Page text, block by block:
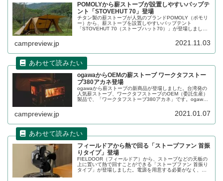
POMOLYから薪ストーブが設置しやすいパップテ
ント「STOVEHUT 70」登場
チタン製の薪ストーブが人気のブランドPOMOLY（ポモリ
ー）から、薪ストーブを設置しやすいパップテント
「STOVEHUT 70（ストーブハット70）」が登場しまし
campreview.jp 2021.11.03
ogawaからOEMの薪ストーブ ワークタフストー
ブ380アカネ登場
ogawaから薪ストーブの新商品が登場しました。台湾発の
人気薪ストーブ、ワークタフストーブのOEM（委託生産）
製品で、「ワークタフストーブ380アカネ」です。ogawa
campreview.jp 2021.01.07
フィールドアから熱で回る「ストーブファン 首振
りタイプ」登場
FIELDOOR（フィールドア）から、ストーブなどの天板の
上に置いて熱で回すことができる「ストーブファン 首振り
タイプ」が登場しました。電源を用意する必要がなく、ス